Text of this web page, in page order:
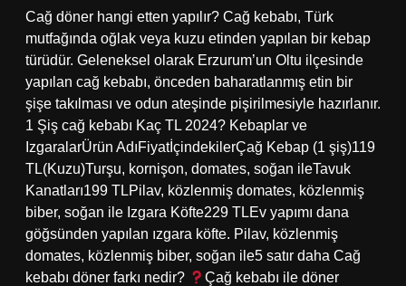
Cağ döner hangi etten yapılır? Cağ kebabı, Türk
mutfağında oğlak veya kuzu etinden yapılan bir kebap
türüdür. Geleneksel olarak Erzurum’un Oltu ilçesinde
yapılan cağ kebabı, önceden baharatlanmış etin bir
şişe takılması ve odun ateşinde pişirilmesiyle hazırlanır.
1 Şiş cağ kebabı Kaç TL 2024? Kebaplar ve
IzgaralarÜrün AdıFiyatİçindekilerÇağ Kebap (1 şiş)119
TL(Kuzu)Turşu, kornişon, domates, soğan ileTavuk
Kanatları199 TLPilav, közlenmiş domates, közlenmiş
biber, soğan ile Izgara Köfte229 TLEv yapımı dana
göğsünden yapılan ızgara köfte. Pilav, közlenmiş
domates, közlenmiş biber, soğan ile5 satır daha Cağ
kebabı döner farkı nedir?
Çağ kebabı ile döner